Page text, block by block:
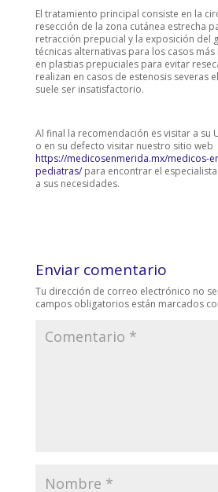
El tratamiento principal consiste en la
resección de la zona cutánea estrecha
retracción prepucial y la exposición del
técnicas alternativas para los casos más
en plastias prepuciales para evitar
realizan en casos de estenosis severas
suele ser insatisfactorio.
Al final la recomendación es visitar a su
o en su defecto visitar nuestro sitio web
https://medicosenmerida.mx/medicos-
pediatras/para encontrar el
a sus necesidades.
Enviar comentario
Tu dirección de correo electrónico no
campos obligatorios están marcados